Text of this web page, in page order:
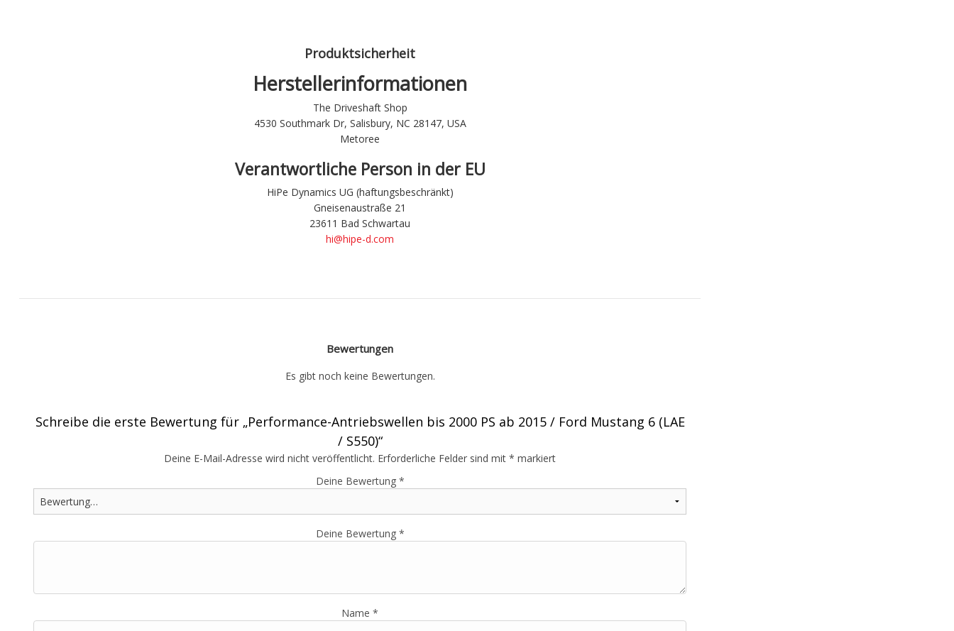
Produktsicherheit
Herstellerinformationen
The Driveshaft Shop
4530 Southmark Dr, Salisbury, NC 28147, USA
Metoree
Verantwortliche Person in der EU
HiPe Dynamics UG (haftungsbeschränkt)
Gneisenaustraße 21
23611 Bad Schwartau
hi@hipe-d.com
Bewertungen
Es gibt noch keine Bewertungen.
Schreibe die erste Bewertung für „Performance-Antriebswellen bis 2000 PS ab 2015 / Ford Mustang 6 (LAE
/ S550)“
Deine E-Mail-Adresse wird nicht veröffentlicht. Erforderliche Felder sind mit * markiert
Deine Bewertung *
Deine Bewertung *
Name *